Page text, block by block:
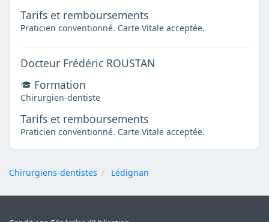
Tarifs et remboursements
Praticien conventionné. Carte Vitale acceptée.
Docteur Frédéric ROUSTAN
Formation
Chirurgien-dentiste
Tarifs et remboursements
Praticien conventionné. Carte Vitale acceptée.
Chirurgiens-dentistes Lédignan